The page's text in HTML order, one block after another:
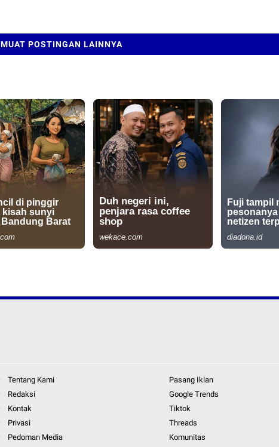
MUAT POSTINGAN LAINNYA
Tentang Kami
Redaksi
Kontak
Privasi
Pedoman Media
Pasang Iklan
Google Trends
Tiktok
Threads
Komunitas